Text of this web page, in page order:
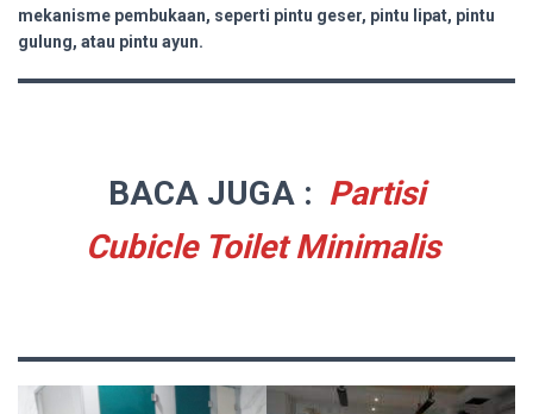
mekanisme pembukaan, seperti pintu geser, pintu lipat, pintu
gulung, atau pintu ayun.
BACA JUGA : Partisi
Cubicle Toilet Minimalis